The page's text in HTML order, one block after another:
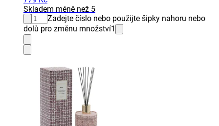
Skladem méně než 5
Zadejte číslo nebo použijte šipky nahoru nebo
dolů pro změnu množství1